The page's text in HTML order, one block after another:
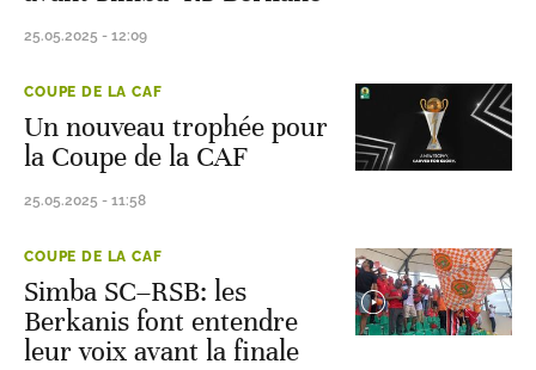
25.05.2025 - 12:09
COUPE DE LA CAF
Un nouveau trophée pour
la Coupe de la CAF
25.05.2025 - 11:58
COUPE DE LA CAF
Simba SC–RSB: les
Berkanis font entendre
leur voix avant la finale